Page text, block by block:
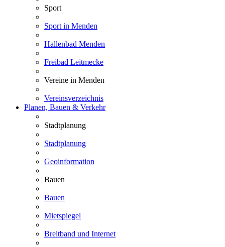
Sport
Sport in Menden
Hallenbad Menden
Freibad Leitmecke
Vereine in Menden
Vereinsverzeichnis
Planen, Bauen & Verkehr
Stadtplanung
Stadtplanung
Geoinformation
Bauen
Bauen
Mietspiegel
Breitband und Internet